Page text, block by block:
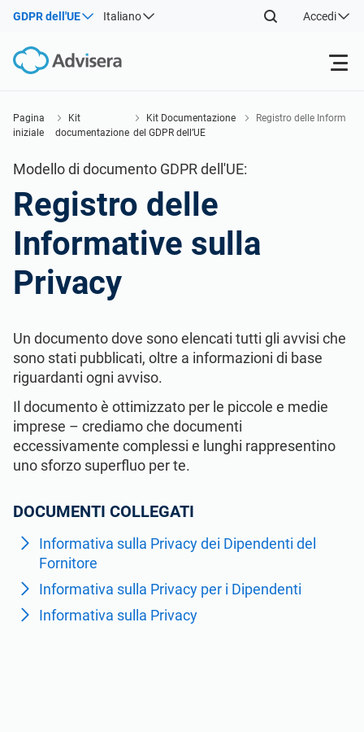
GDPR dell'UE Italiano Accedi
NIS2
GDPR dell’UE
ISO 9001
ISO 14001
ISO 13485
Per tipo
Settori
Infrastrutture critiche
Produzione
Trasporto e distribuzione
Telecomunicazioni
Vedi la demo
Pagina
iniziale
Kit
documentazione
Kit Documentazione
del GDPR dell’UE
Registro delle Inform
Modello di documento GDPR dell'UE:
Registro delle
Informative sulla
Privacy
Un documento dove sono elencati tutti gli avvisi che
sono stati pubblicati, oltre a informazioni di base
riguardanti ogni avviso.
Il documento è ottimizzato per le piccole e medie
imprese – crediamo che documenti
eccessivamente complessi e lunghi rappresentino
uno sforzo superfluo per te.
DOCUMENTI COLLEGATI
Informativa sulla Privacy dei Dipendenti del
Fornitore
Informativa sulla Privacy per i Dipendenti
Informativa sulla Privacy